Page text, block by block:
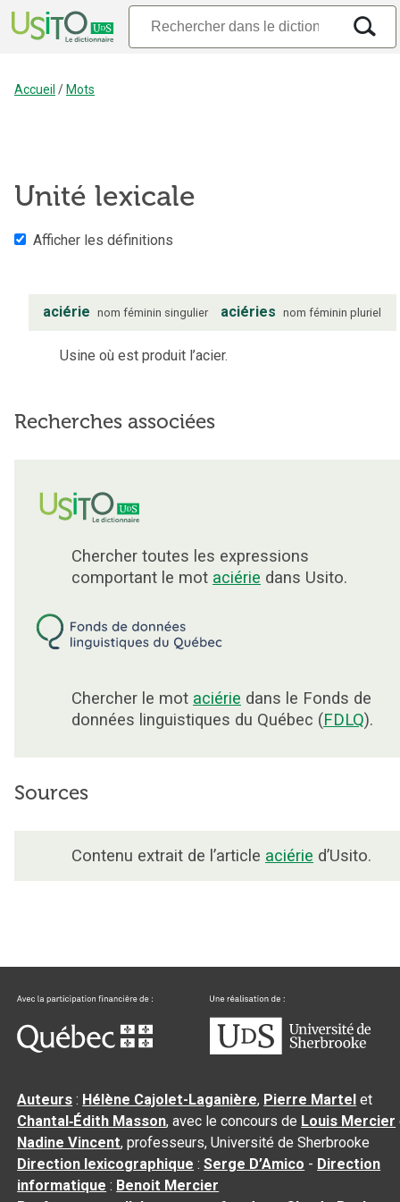
Accueil / Mots
Unité lexicale
Afficher les définitions
aciérie nom féminin singulier aciéries nom féminin pluriel
Usine où est produit l’acier.
Recherches associées
Chercher toutes les expressions
comportant le mot aciérie dans Usito.
Chercher le mot aciérie dans le Fonds de
données linguistiques du Québec (FDLQ).
Sources
Contenu extrait de l’article aciérie d’Usito.
Auteurs : Hélène Cajolet-Laganière, Pierre Martel et
Chantal‑Édith Masson, avec le concours de Louis Mercier
Nadine Vincent, professeurs, Université de Sherbrooke
Direction lexicographique :Serge D’Amico - Direction
informatique : Benoit Mercier